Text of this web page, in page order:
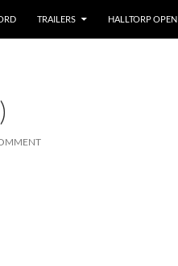
TRAILERS HALLTORP OPEN